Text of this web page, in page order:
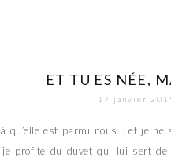
ET TU ES NÉE,
17 janvier
qu’elle est parmi nous… et je
profite du duvet qui lui sert